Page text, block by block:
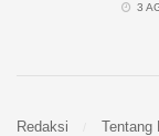
3
Redaksi Tentang